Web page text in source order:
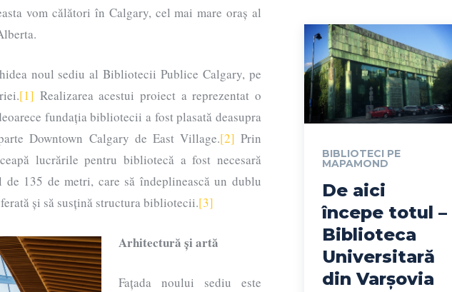
vom călători în Calgary, cel mai mare oraș al
noul sediu al Bibliotecii Publice Calgary, pe
[1] Realizarea acestui proiect a reprezentat o
fundația bibliotecii a fost plasată deasupra
Downtown Calgary de East Village.[2] Prin
lucrările pentru bibliotecă a fost necesară
135 de metri, care să îndeplinească un dublu
și să susțină structura bibliotecii.[3]
Arhitectură și artă
Fațada noului sediu este
BIBLIOTECI PE
MAPAMOND
De aici
începe totul –
Biblioteca
Universitară
din Varșovia